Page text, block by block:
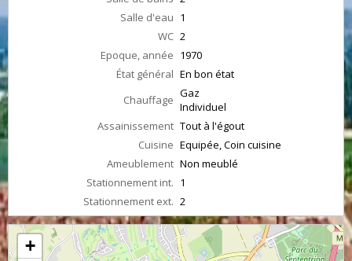
Salle d'eau 1
WC 2
Epoque, année 1970
État général En bon état
Chauffage Gaz
Individuel
Assainissement Tout à l'égout
Cuisine Equipée, Coin cuisine
Ameublement Non meublé
Stationnement int. 1
Stationnement ext. 2
+